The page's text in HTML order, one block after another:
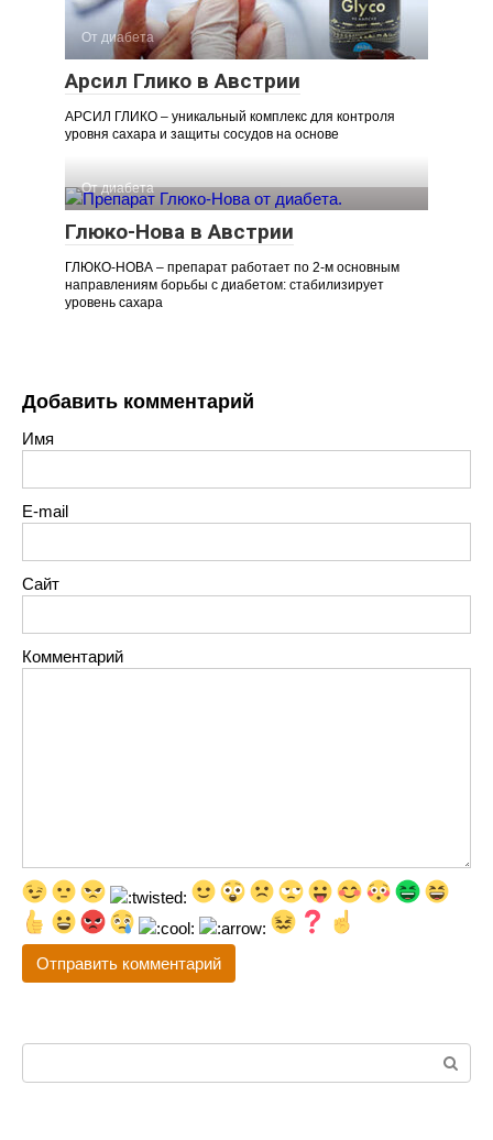
От диабета
Арсил Глико в Австрии
АРСИЛ ГЛИКО – уникальный комплекс для контроля
уровня сахара и защиты сосудов на основе
От диабета
Глюко-Нова в Австрии
ГЛЮКО-НОВА – препарат работает по 2-м основным
направлениям борьбы с диабетом: стабилизирует
уровень сахара
Добавить комментарий
Имя
E-mail
Сайт
Комментарий